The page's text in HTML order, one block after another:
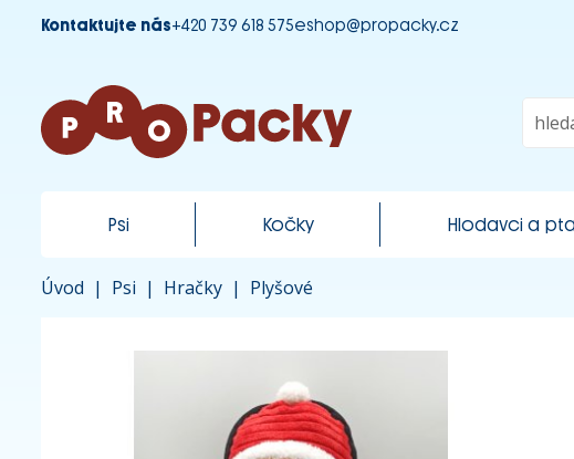
Kontaktujte nás+420 739 618 575eshop@propacky.cz
Psi Kočky Hlodavci a
Úvod | Psi | Hračky | Plyšové